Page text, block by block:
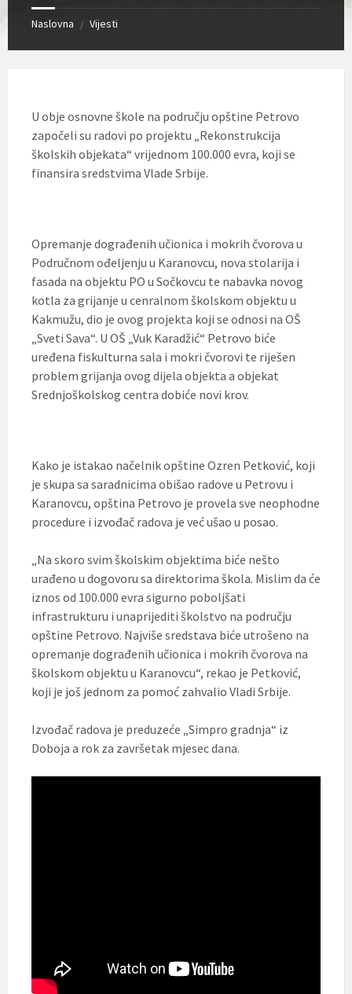
Naslovna / Vijesti
U obje osnovne škole na području opštine Petrovo
započeli su radovi po projektu „Rekonstrukcija
školskih objekata“ vrijednom 100.000 evra, koji se
finansira sredstvima Vlade Srbije.
Opremanje dograđenih učionica i mokrih čvorova u
Područnom ođeljenju u Karanovcu, nova stolarija i
fasada na objektu PO u Sočkovcu te nabavka novog
kotla za grijanje u cenralnom školskom objektu u
Kakmužu, dio je ovog projekta koji se odnosi na OŠ
„Sveti Sava“. U OŠ „Vuk Karadžić“ Petrovo biće
uređena fiskulturna sala i mokri čvorovi te riješen
problem grijanja ovog dijela objekta a objekat
Srednjoškolskog centra dobiće novi krov.
Kako je istakao načelnik opštine Ozren Petković, koji
je skupa sa saradnicima obišao radove u Petrovu i
Karanovcu, opština Petrovo je provela sve neophodne
procedure i izvođač radova je već ušao u posao.
„Na skoro svim školskim objektima biće nešto
urađeno u dogovoru sa direktorima škola. Mislim da će
iznos od 100.000 evra sigurno poboljšati
infrastrukturu i unaprijediti školstvo na području
opštine Petrovo. Najviše sredstava biće utrošeno na
opremanje dograđenih učionica i mokrih čvorova na
školskom objektu u Karanovcu“, rekao je Petković,
koji je još jednom za pomoć zahvalio Vladi Srbije.
Izvođač radova je preduzeće „Simpro gradnja“ iz
Doboja a rok za završetak mjesec dana.